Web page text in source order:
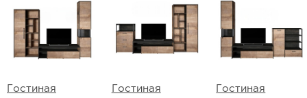
Гостиная
Гостиная
Гостиная